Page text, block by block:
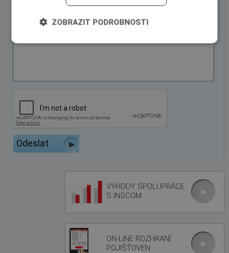
VÝHODY SPOLUPRÁCE
S INSCOM
ON-LINE ROZHRANÍ
POJIŠŤOVEN
ZOBRAZIT PODROBNOSTI